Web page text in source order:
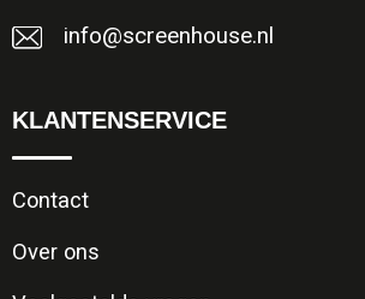
info@screenhouse.nl
KLANTENSERVICE
Contact
Over ons